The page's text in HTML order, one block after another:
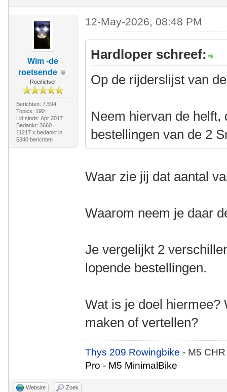
Wim -de
roetsende
Roeifietser
Berichten: 7.594
Topics: 190
Lid sinds: Apr 2017
Bedankt: 3660
11217 x bedankt in
5340 berichten
12-May-2026, 08:48 PM
Hardloper schreef:
Op de rijderslijst van
Neem hiervan de helft,
bestellingen van de 2
Waar zie jij dat aantal
Waarom neem je daar
Je vergelijkt 2
lopende bestellingen.
Wat is je doel hiermee?
maken of vertellen?
Thys 209 Rowingbike- M5
Pro - M5 MinimalBike
Website Zoek